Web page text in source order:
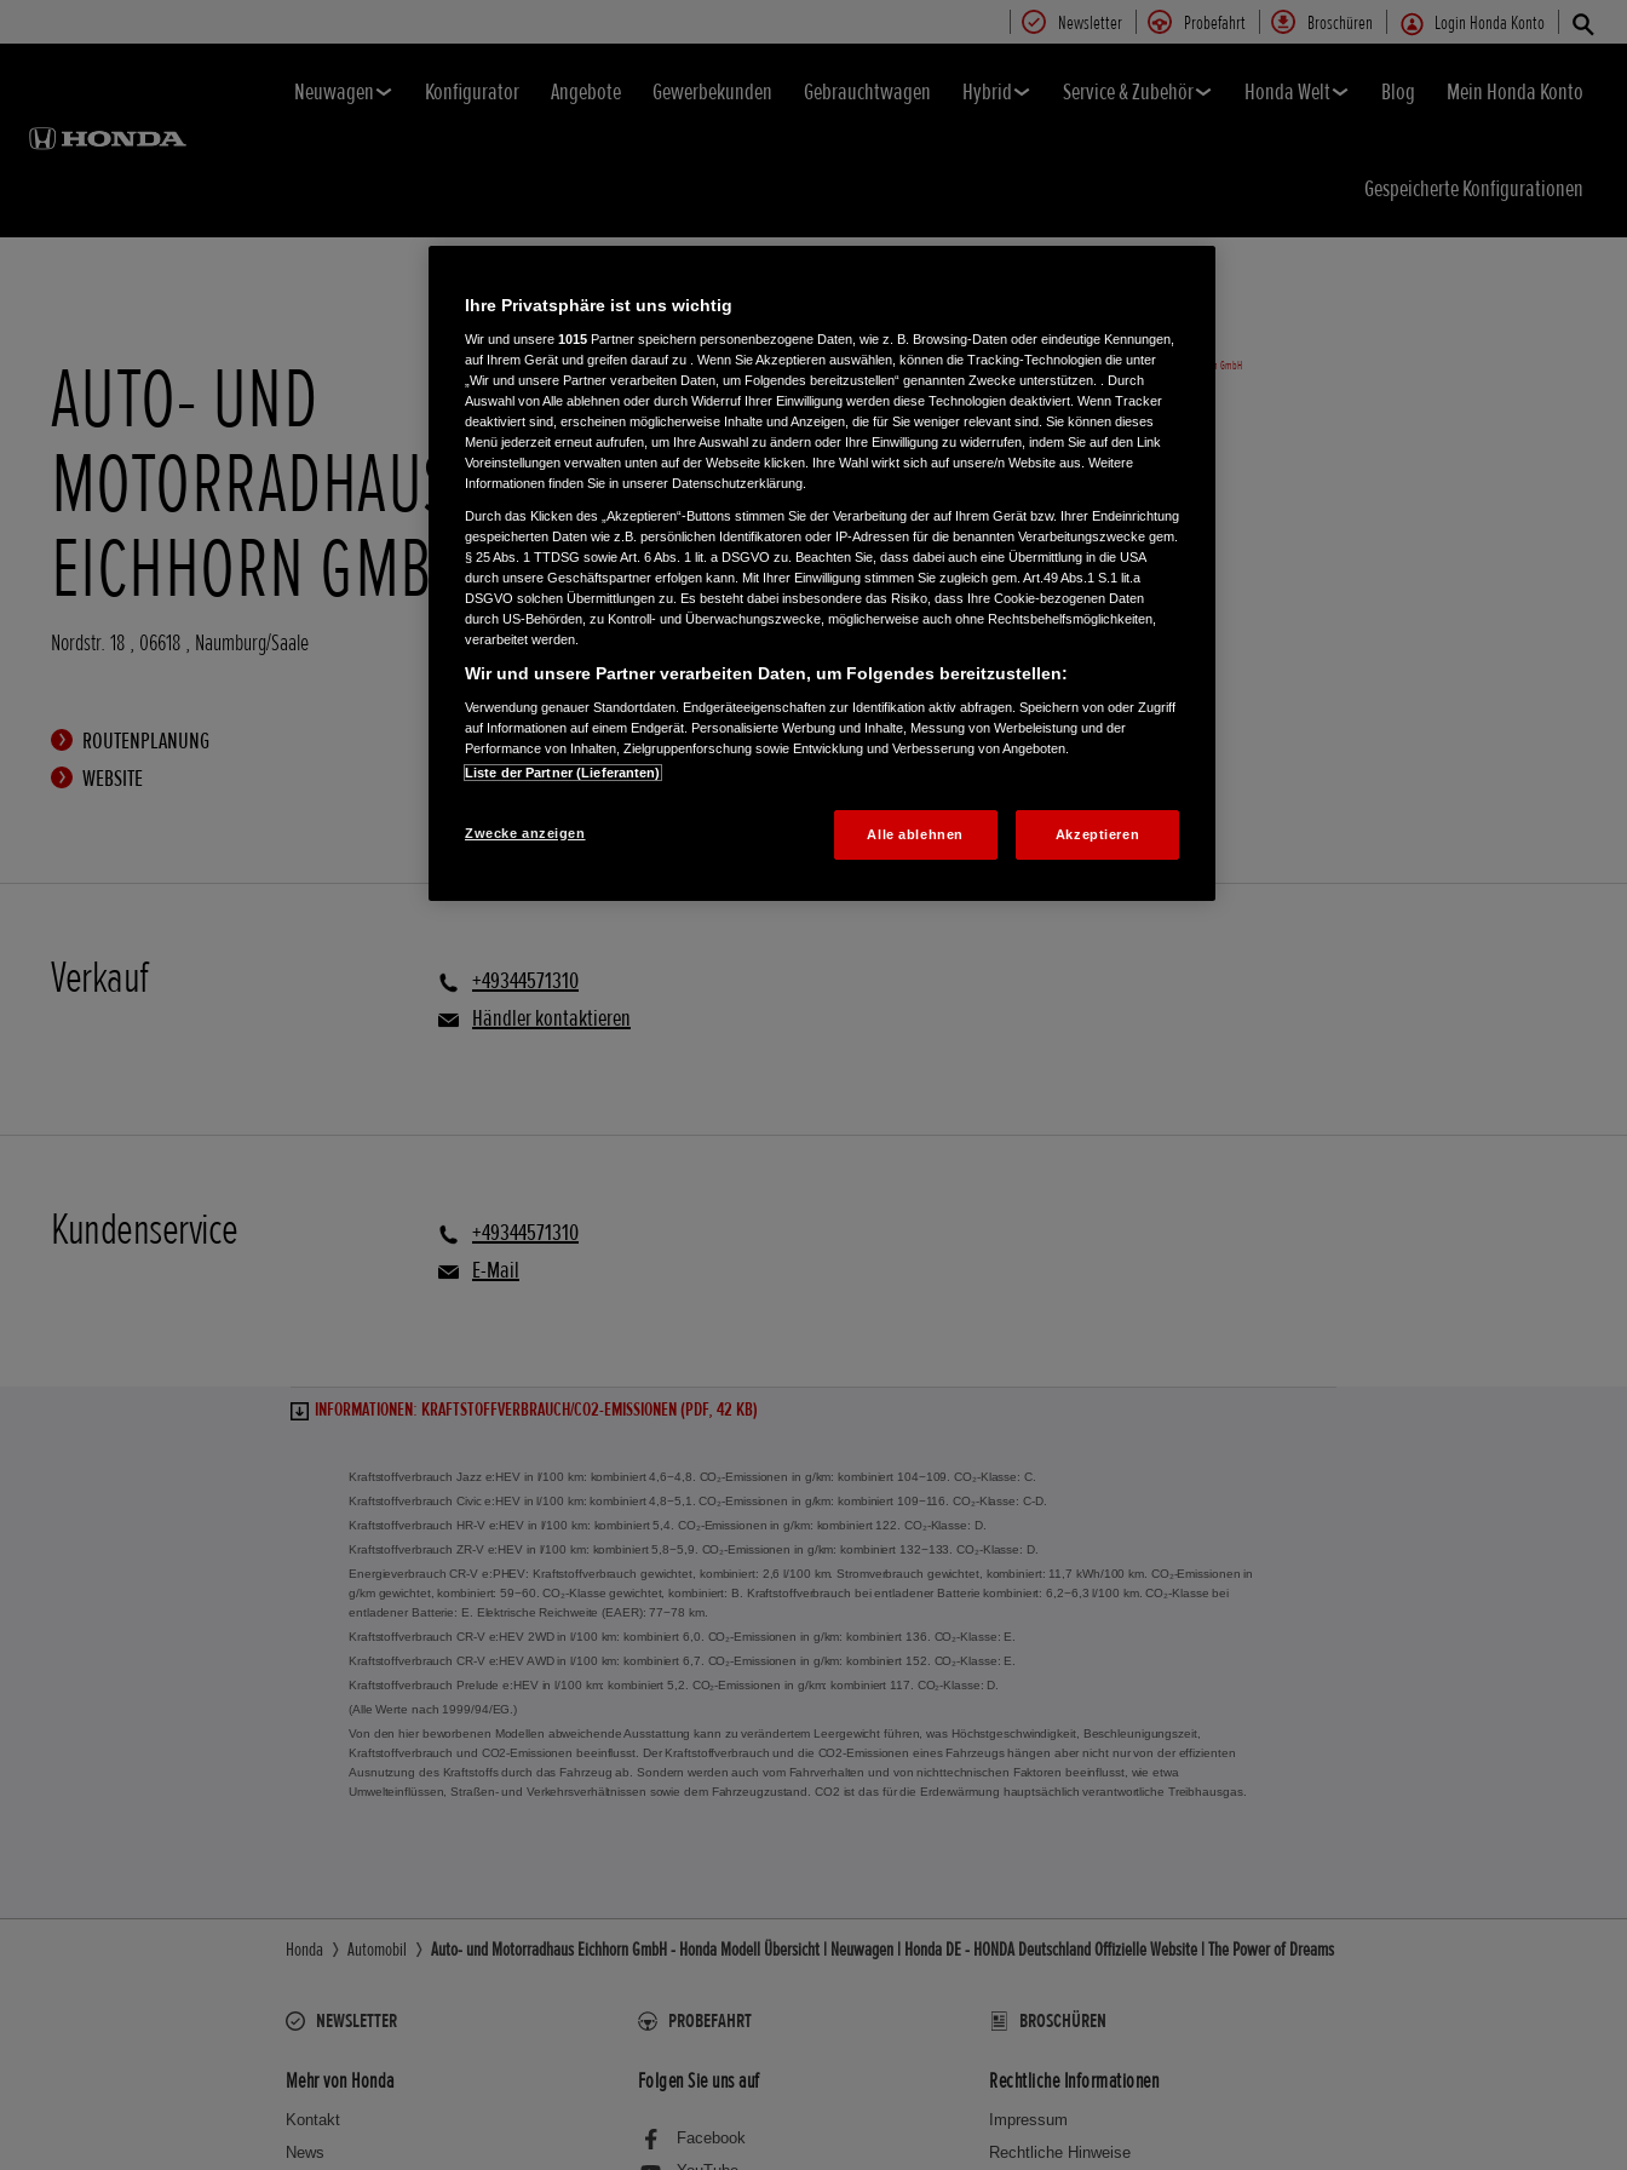
Newsletter Probefahrt Broschüren Login Honda Konto
Neuwagen Konfigurator Angebote Gewerbekunden Gebrauchtwagen Hybrid Service & Zubehör Honda Welt Blog Mein Honda Konto
Gespeicherte Konfigurationen
AUTO- UND
MOTORRADHAUS
EICHHORN GMBH
Nordstr. 18 , 06618 , Naumburg/Saale
ROUTENPLANUNG
WEBSITE
Verkauf
+49344571310
Händler kontaktieren
Kundenservice
+49344571310
E-Mail
INFORMATIONEN: KRAFTSTOFFVERBRAUCH/CO2-EMISSIONEN (PDF, 42 KB)
Kraftstoffverbrauch Jazz e:HEV in l/100 km: kombiniert 4,6−4,8. CO₂-Emissionen in g/km: kombiniert 104−109. CO₂-Klasse: C.
Kraftstoffverbrauch Civic e:HEV in l/100 km: kombiniert 4,8−5,1. CO₂-Emissionen in g/km: kombiniert 109−116. CO₂-Klasse: C-D.
Kraftstoffverbrauch HR-V e:HEV in l/100 km: kombiniert 5,4. CO₂-Emissionen in g/km: kombiniert 122. CO₂-Klasse: D.
Kraftstoffverbrauch ZR-V e:HEV in l/100 km: kombiniert 5,8−5,9. CO₂-Emissionen in g/km: kombiniert 132−133. CO₂-Klasse: D.
Energieverbrauch CR-V e:PHEV: Kraftstoffverbrauch gewichtet, kombiniert: 2,6 l/100 km. Stromverbrauch gewichtet, kombiniert: 11,7 kWh/100 km. CO₂-Emissionen in
g/km gewichtet, kombiniert: 59−60. CO₂-Klasse gewichtet, kombiniert: B. Kraftstoffverbrauch bei entladener Batterie kombiniert: 6,2−6,3 l/100 km. CO₂-Klasse bei
entladener Batterie: E. Elektrische Reichweite (EAER): 77−78 km.
Kraftstoffverbrauch CR-V e:HEV 2WD in l/100 km: kombiniert 6,0. CO₂-Emissionen in g/km: kombiniert 136. CO₂-Klasse: E.
Kraftstoffverbrauch CR-V e:HEV AWD in l/100 km: kombiniert 6,7. CO₂-Emissionen in g/km: kombiniert 152. CO₂-Klasse: E.
Kraftstoffverbrauch Prelude e:HEV in l/100 km: kombiniert 5,2. CO₂-Emissionen in g/km: kombiniert 117. CO₂-Klasse: D.
(Alle Werte nach 1999/94/EG.)
Von den hier beworbenen Modellen abweichende Ausstattung kann zu verändertem Leergewicht führen, was Höchstgeschwindigkeit, Beschleunigungszeit,
Kraftstoffverbrauch und CO2-Emissionen beeinflusst. Der Kraftstoffverbrauch und die CO2-Emissionen eines Fahrzeugs hängen aber nicht nur von der effizienten
Ausnutzung des Kraftstoffs durch das Fahrzeug ab. Sondern werden auch vom Fahrverhalten und von nichttechnischen Faktoren beeinflusst, wie etwa
Umwelteinflüssen, Straßen- und Verkehrsverhältnissen sowie dem Fahrzeugzustand. CO2 ist das für die Erderwärmung hauptsächlich verantwortliche Treibhausgas.
Honda Automobil Auto- und Motorradhaus Eichhorn GmbH - Honda Modell Übersicht | Neuwagen | Honda DE - HONDA Deutschland Offizielle Website | The Power of Dreams
NEWSLETTER PROBEFAHRT BROSCHÜREN
Mehr von Honda
Kontakt
News
Folgen Sie uns auf
Facebook
Rechtliche Informationen
Impressum
Rechtliche Hinweise
Ihre Privatsphäre ist uns wichtig
Wir und unsere 1015 Partner speichern personenbezogene Daten, wie z. B. Browsing-Daten oder eindeutige Kennungen,
auf Ihrem Gerät und greifen darauf zu . Wenn Sie Akzeptieren auswählen, können die Tracking-Technologien die unter
„Wir und unsere Partner verarbeiten Daten, um Folgendes bereitzustellen“ genannten Zwecke unterstützen. . Durch
Auswahl von Alle ablehnen oder durch Widerruf Ihrer Einwilligung werden diese Technologien deaktiviert. Wenn Tracker
deaktiviert sind, erscheinen möglicherweise Inhalte und Anzeigen, die für Sie weniger relevant sind. Sie können dieses
Menü jederzeit erneut aufrufen, um Ihre Auswahl zu ändern oder Ihre Einwilligung zu widerrufen, indem Sie auf den Link
Voreinstellungen verwalten unten auf der Webseite klicken. Ihre Wahl wirkt sich auf unsere/n Website aus. Weitere
Informationen finden Sie in unserer Datenschutzerklärung.
Durch das Klicken des „Akzeptieren“-Buttons stimmen Sie der Verarbeitung der auf Ihrem Gerät bzw. Ihrer Endeinrichtung
gespeicherten Daten wie z.B. persönlichen Identifikatoren oder IP-Adressen für die benannten Verarbeitungszwecke gem.
§ 25 Abs. 1 TTDSG sowie Art. 6 Abs. 1 lit. a DSGVO zu. Beachten Sie, dass dabei auch eine Übermittlung in die USA
durch unsere Geschäftspartner erfolgen kann. Mit Ihrer Einwilligung stimmen Sie zugleich gem. Art.49 Abs.1 S.1 lit.a
DSGVO solchen Übermittlungen zu. Es besteht dabei insbesondere das Risiko, dass Ihre Cookie-bezogenen Daten
durch US-Behörden, zu Kontroll- und Überwachungszwecke, möglicherweise auch ohne Rechtsbehelfsmöglichkeiten,
verarbeitet werden.
Wir und unsere Partner verarbeiten Daten, um Folgendes bereitzustellen:
Verwendung genauer Standortdaten. Endgeräteeigenschaften zur Identifikation aktiv abfragen. Speichern von oder Zugriff
auf Informationen auf einem Endgerät. Personalisierte Werbung und Inhalte, Messung von Werbeleistung und der
Performance von Inhalten, Zielgruppenforschung sowie Entwicklung und Verbesserung von Angeboten.
Liste der Partner (Lieferanten)
Zwecke anzeigen Alle ablehnen Akzeptieren